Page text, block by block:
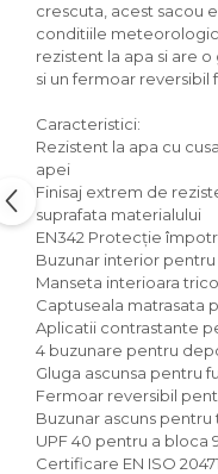
crescuta, acest sacou
conditiile
rezistent la apa si are
si un fermoar reversibil
Caracteristici:
Rezistent la apa cu
apei
Finisaj extrem de
suprafata materialului
EN342 Protecție
Buzunar interior
Manseta interioara
Captuseala matrasata
Aplicatii contrastante
4 buzunare pentru
Gluga ascunsa pentru
Fermoar reversibil
Buzunar ascuns pentru
UPF 40 pentru a bloca
Certificare EN ISO